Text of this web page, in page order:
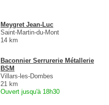
Meygret Jean-Luc
Saint-Martin-du-Mont
14 km
Baconnier Serrurerie Métallerie
BSM
Villars-les-Dombes
21 km
Ouvert jusqu'à 18h30